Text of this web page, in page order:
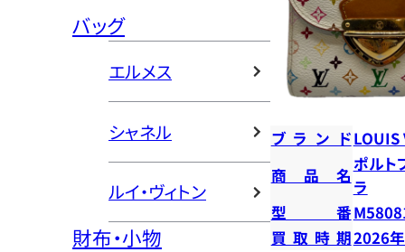
バッグ
エルメス
シャネル
ルイ・ヴィトン
財布・小物
ブランドLOUIS
商品名
ポルト
ラ
型番
買取時期2026